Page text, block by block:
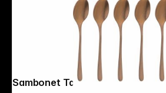
Copyright © 2000 - 2026 DIFOX.